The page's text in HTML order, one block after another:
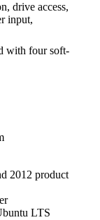
drive access,
input,
with four soft-
2012 product
LTS